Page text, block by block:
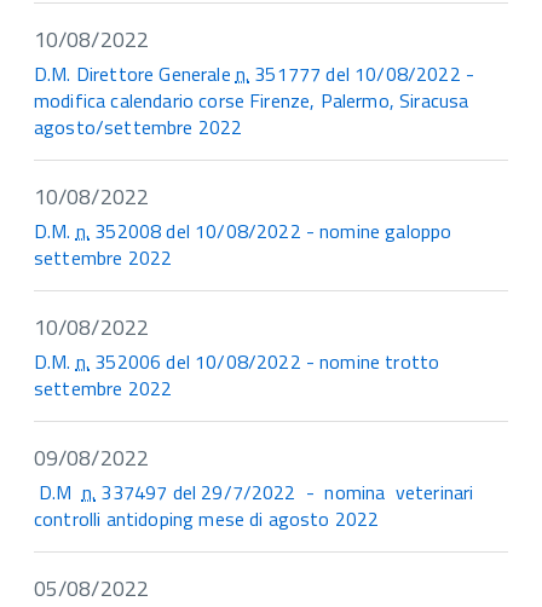
10/08/2022
D.M. Direttore Generalen. 351777 del 10/08/2022 -
modifica calendario corse Firenze, Palermo, Siracusa
agosto/settembre 2022
10/08/2022
D.M.n. 352008 del 10/08/2022 - nomine galoppo
settembre 2022
10/08/2022
D.M.n. 352006 del 10/08/2022 - nomine trotto
settembre 2022
09/08/2022
D.Mn. 337497 del 29/7/2022 - nomina veterinari
controlli antidoping mese di agosto 2022
05/08/2022